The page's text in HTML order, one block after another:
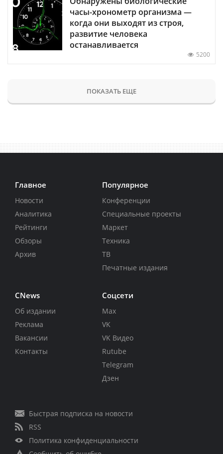
часы-хронометр организма —
когда они выходят из строя,
развитие человека
останавливается
5200
ПОКАЗАТЬ ЕЩЕ
Главное
Новости
Аналитика
Рейтинги
Обзоры
Архив
Популярное
Конференции
Специальные проекты
Маркет
Техника
ТВ
Печатные издания
CNews
Об издании
Реклама
Вакансии
Контакты
Соцсети
Max
VK
VK Видео
Rutube
Telegram
Дзен
Быстрая подписка на новости
RSS
Политика конфиденциальности